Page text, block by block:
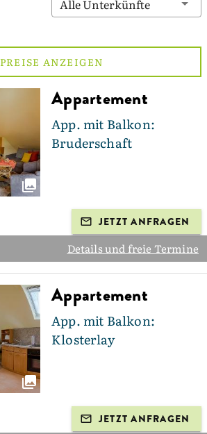
Alle Unterkünfte
PREISE ANZEIGEN
Appartement
App. mit Balkon:
Bruderschaft
JETZT ANFRAGEN
Details und freie Termine
Appartement
App. mit Balkon:
Klosterlay
JETZT ANFRAGEN